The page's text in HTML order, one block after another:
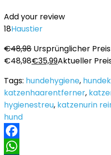
Add your review
18Haustier
€48,98 Ursprünglicher
€48,98€35,99Aktueller
Tags: hundehygiene,
katzenhaarentferner,
hygienestreu, katzenurin
hund
Facebook